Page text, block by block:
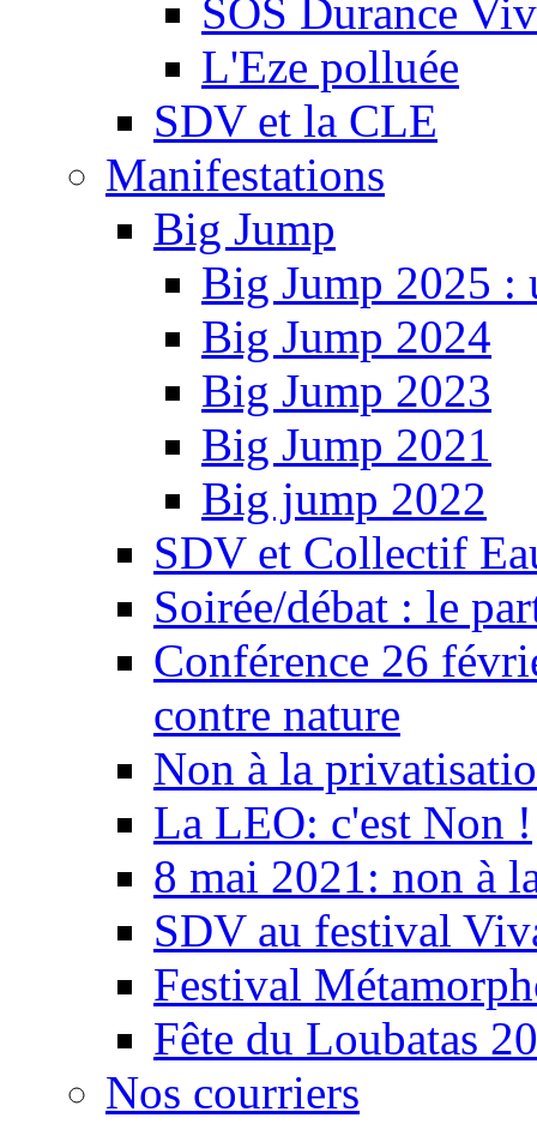
SOS Durance
L'Eze polluée
SDV et la CLE
Manifestations
Big Jump
Big Jump 2025 :
Big Jump 2024
Big Jump 2023
Big Jump 2021
Big jump 2022
SDV et Collectif
Soirée/débat : le
Conférence 26
contre nature
Non à la
La LEO: c'est Non !
8 mai 2021: non à
SDV au festival
Festival
Fête du Loubatas
Nos courriers